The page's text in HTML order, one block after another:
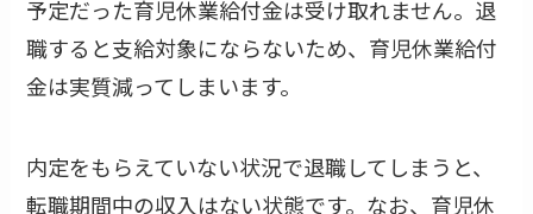
予定だった育児休業給付金は受け取れません。退
職すると支給対象にならないため、育児休業給付
金は実質減ってしまいます。
内定をもらえていない状況で退職してしまうと、
転職期間中の収入はない状態です。なお、育児休